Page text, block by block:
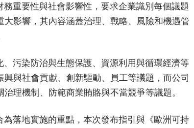
重要性與社會影響性，要求企業識別每個議題
大影響，其內容涵蓋治理、戰略、風險和機遇管
污染防治與生態保護、資源利用與循環經濟等
與社會貢獻、創新驅動、員工等議題，而公司
理機制、防範商業賄賂與不當競爭等議題。
落地實施的重點，本次發布指引與《歐洲可持